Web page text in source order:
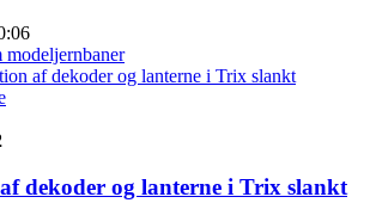
modeljernbaner
af dekoder og lanterne i Trix slankt
dekoder og lanterne i Trix slankt